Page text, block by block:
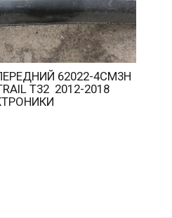
62022-4CM3H
T32 2012-2018